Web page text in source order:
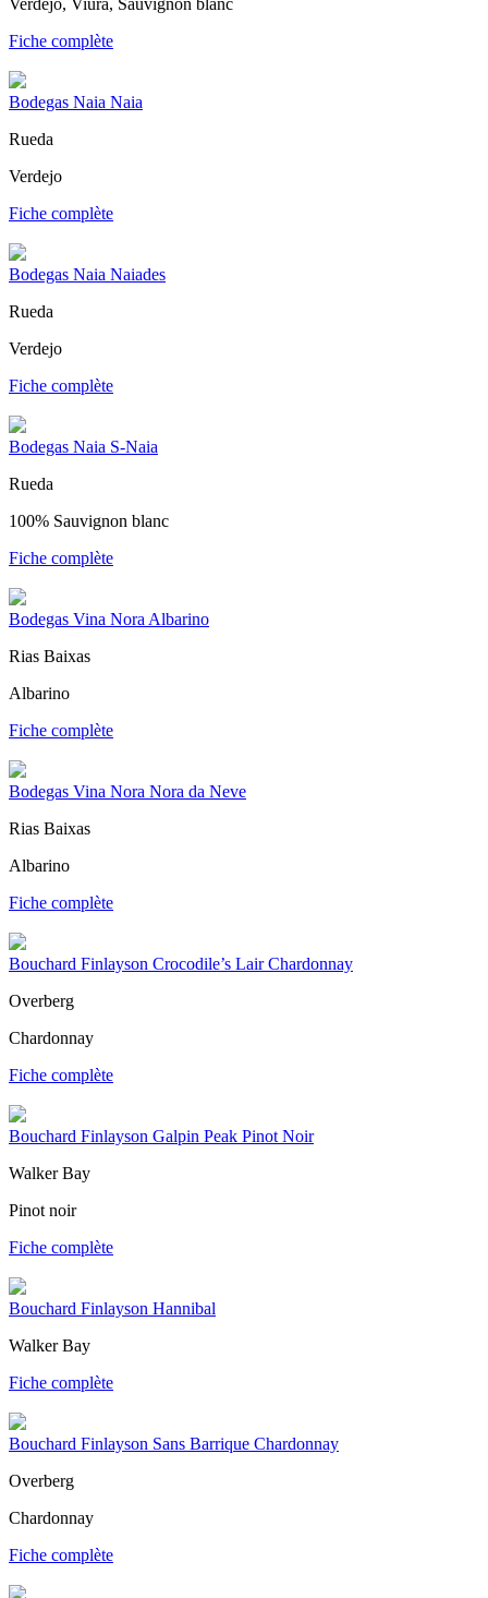
Verdejo, Viura, Sauvignon blanc
Fiche complète
Bodegas Naia Naia
Rueda
Verdejo
Fiche complète
Bodegas Naia Naiades
Rueda
Verdejo
Fiche complète
Bodegas Naia S-Naia
Rueda
100% Sauvignon blanc
Fiche complète
Bodegas Vina Nora Albarino
Rias Baixas
Albarino
Fiche complète
Bodegas Vina Nora Nora da Neve
Rias Baixas
Albarino
Fiche complète
Bouchard Finlayson Crocodile’s Lair Chardonnay
Overberg
Chardonnay
Fiche complète
Bouchard Finlayson Galpin Peak Pinot Noir
Walker Bay
Pinot noir
Fiche complète
Bouchard Finlayson Hannibal
Walker Bay
Fiche complète
Bouchard Finlayson Sans Barrique Chardonnay
Overberg
Chardonnay
Fiche complète